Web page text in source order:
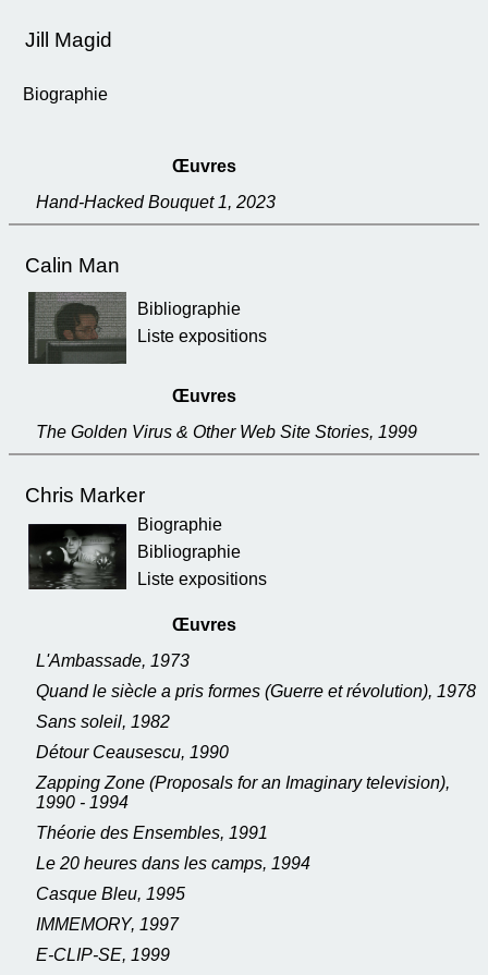
Jill Magid
Biographie
Œuvres
Hand-Hacked Bouquet 1, 2023
Calin Man
Bibliographie
Liste expositions
Œuvres
The Golden Virus & Other Web Site Stories, 1999
Chris Marker
Biographie
Bibliographie
Liste expositions
Œuvres
L'Ambassade, 1973
Quand le siècle a pris formes (Guerre et révolution), 1978
Sans soleil, 1982
Détour Ceausescu, 1990
Zapping Zone (Proposals for an Imaginary television),
1990 - 1994
Théorie des Ensembles, 1991
Le 20 heures dans les camps, 1994
Casque Bleu, 1995
IMMEMORY, 1997
E-CLIP-SE, 1999